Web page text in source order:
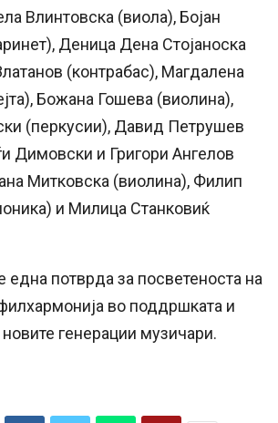
Влинтовска (виола), Бојан
Деница Дена Стојаноска
(контрабас), Магдалена
Божана Гошева (виолина),
(перкусии), Давид Петрушев
Димовски и Григори Ангелов
Митковска (виолина), Филип
и Милица Станковиќ
една потврда за посветеноста на
во поддршката и
генерации музичари.